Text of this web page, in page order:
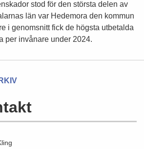
stod för den största delen av
län var Hedemora den kommun
i genomsnitt fick de högsta utbetalda
per invånare under 2024.